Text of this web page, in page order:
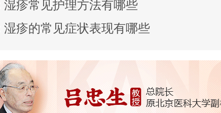
湿疹常见护理方法有哪些
湿疹的常见症状表现有哪些